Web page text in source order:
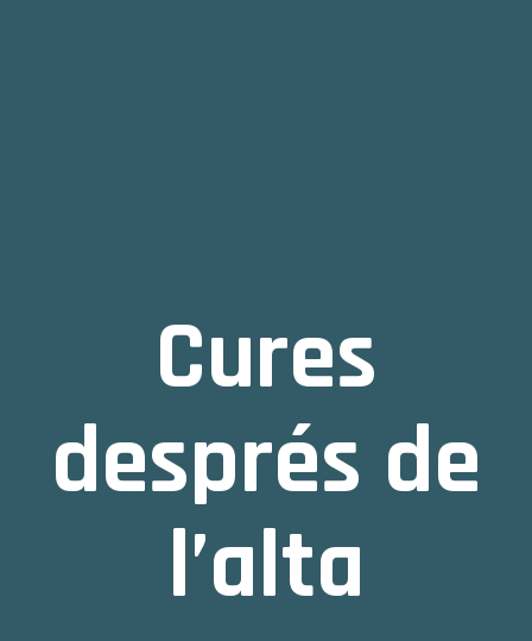
Cures
després de
l’alta